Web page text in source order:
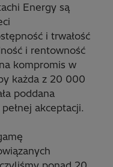
Energy są
i trwałość
i rentowność
kompromis w
każda z 20 000
poddana
akceptacji.